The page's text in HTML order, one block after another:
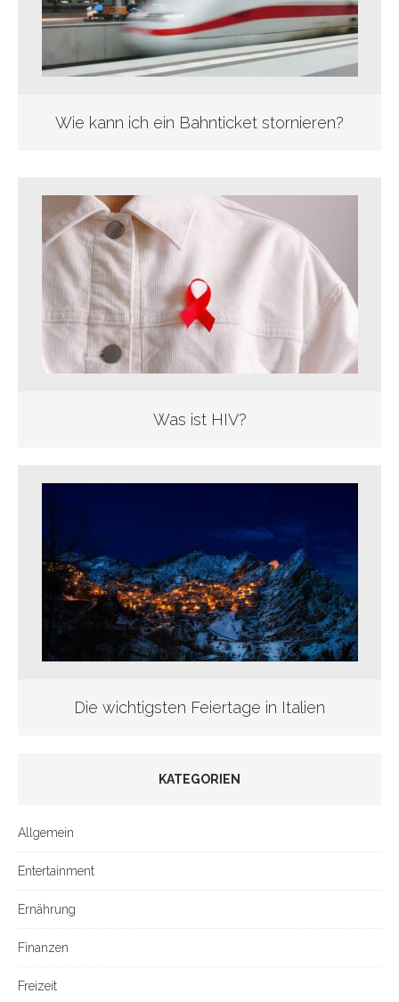
Wie kann ich ein Bahnticket stornieren?
Was ist HIV?
Die wichtigsten Feiertage in Italien
KATEGORIEN
Allgemein
Entertainment
Ernährung
Finanzen
Freizeit